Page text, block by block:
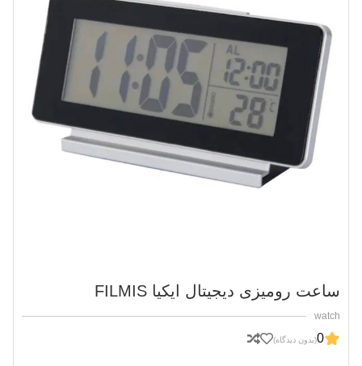
ساعت رومیزی دیجیتال ایکیا FILMIS
watch
0(بدون دیدگاه)